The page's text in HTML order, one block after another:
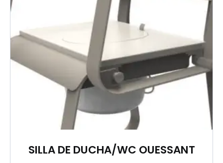
SILLA DE DUCHA/WC OUESSANT